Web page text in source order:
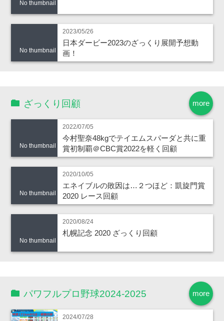
No thumbnail
No thumbnail
2023/05/26
日本ダービー2023のざっくり展開予想動
画！
more
ざっくり回顧
No thumbnail
2022/07/05
今村聖奈48kgでテイエムスパーダと共に重
賞初制覇＠CBC賞2022を軽く回顧
No thumbnail
2020/10/05
エネイブルの敗因は…２つほど：凱旋門賞
2020 レース回顧
No thumbnail
2020/08/24
札幌記念 2020 ざっくり回顧
more
パワフルプロ野球2024-2025
2024/07/28